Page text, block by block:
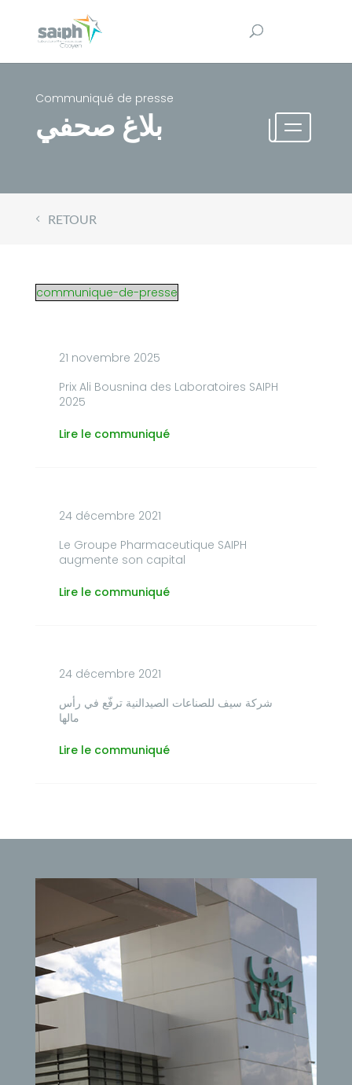
Communiqué de presse
بلاغ صحفي
RETOUR
communique-de-presse
21 novembre 2025
Prix Ali Bousnina des Laboratoires SAIPH
2025
Lire le communiqué
24 décembre 2021
Le Groupe Pharmaceutique SAIPH
augmente son capital
Lire le communiqué
24 décembre 2021
شركة سيف للصناعات الصيدالنية ترفّع في رأس
مالها
Lire le communiqué